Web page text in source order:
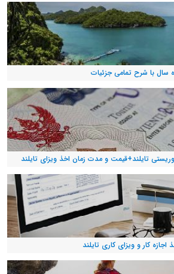
تایلند+قیمت و مدت زمان اخذ ویزای تایلند
کار و ویزای کاری تایلند